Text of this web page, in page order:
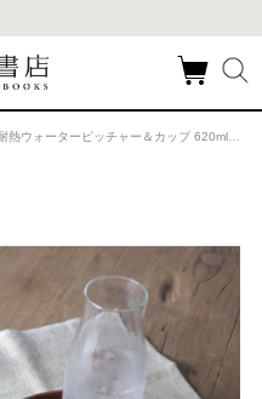
ーピッチャー＆カップ 620ml Heat-resistant Water Pitcher and Cup Setの商品詳細